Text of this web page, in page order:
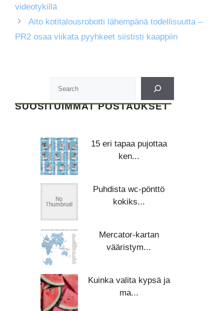
videotykillä
Aito kotitalousrobotti lähempänä todellisuutta –
PR2 osaa viikata pyyhkeet siististi kaappiin
SUOSITUIMMAT POSTAUKSET
15 eri tapaa pujottaa
ken...
Puhdista wc-pönttö
kokiks...
Mercator-kartan
vääristym...
Kuinka valita kypsä ja
ma...